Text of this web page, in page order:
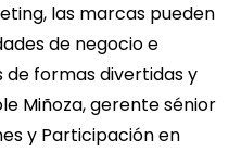
las marcas pueden
de negocio e
formas divertidas y
Miñoza, gerente sénior
y Participación en